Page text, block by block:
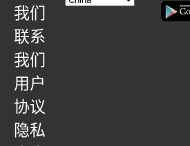
我们
联系
我们
用户
协议
隐私